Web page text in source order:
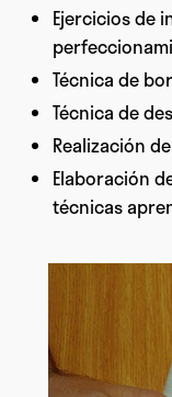
Ejercicios de
Técnica de
Técnica de
Realización
Elaboración
técnicas